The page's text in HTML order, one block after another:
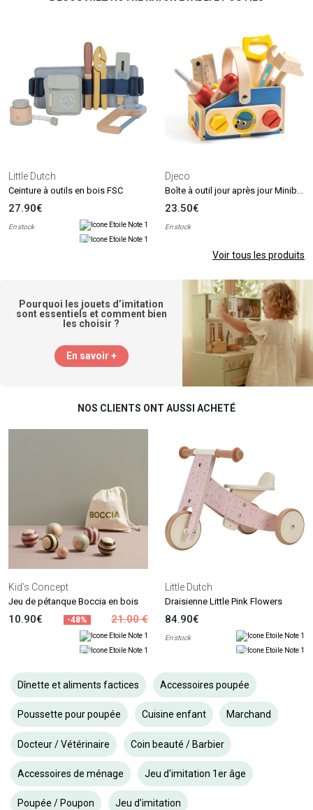
Little Dutch
Ceinture à outils en bois FSC
27.90€
En stock
Djeco
23.50€
En stock
Voir tous les produits
Pourquoi les jouets d’imitation
sont essentiels et comment bien
les choisir ?
En savoir +
NOS CLIENTS ONT AUSSI ACHETÉ
Kid's Concept
Jeu de pétanque Boccia en bois
10.90€ -48% 21.00 €
Little Dutch
Draisienne Little Pink Flowers
84.90€
En stock
Dînette et aliments factices Accessoires poupée
Poussette pour poupée Cuisine enfant Marchand
Docteur / Vétérinaire Coin beauté / Barbier
Accessoires de ménage Jeu d'imitation 1er âge
Poupée / Poupon Jeu d'imitation